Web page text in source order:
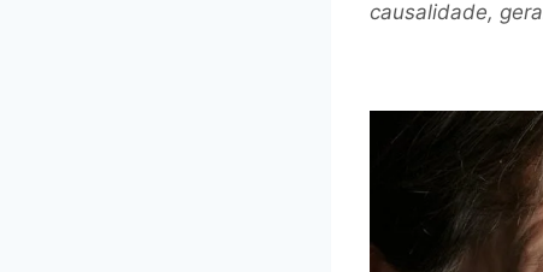
causalidade,